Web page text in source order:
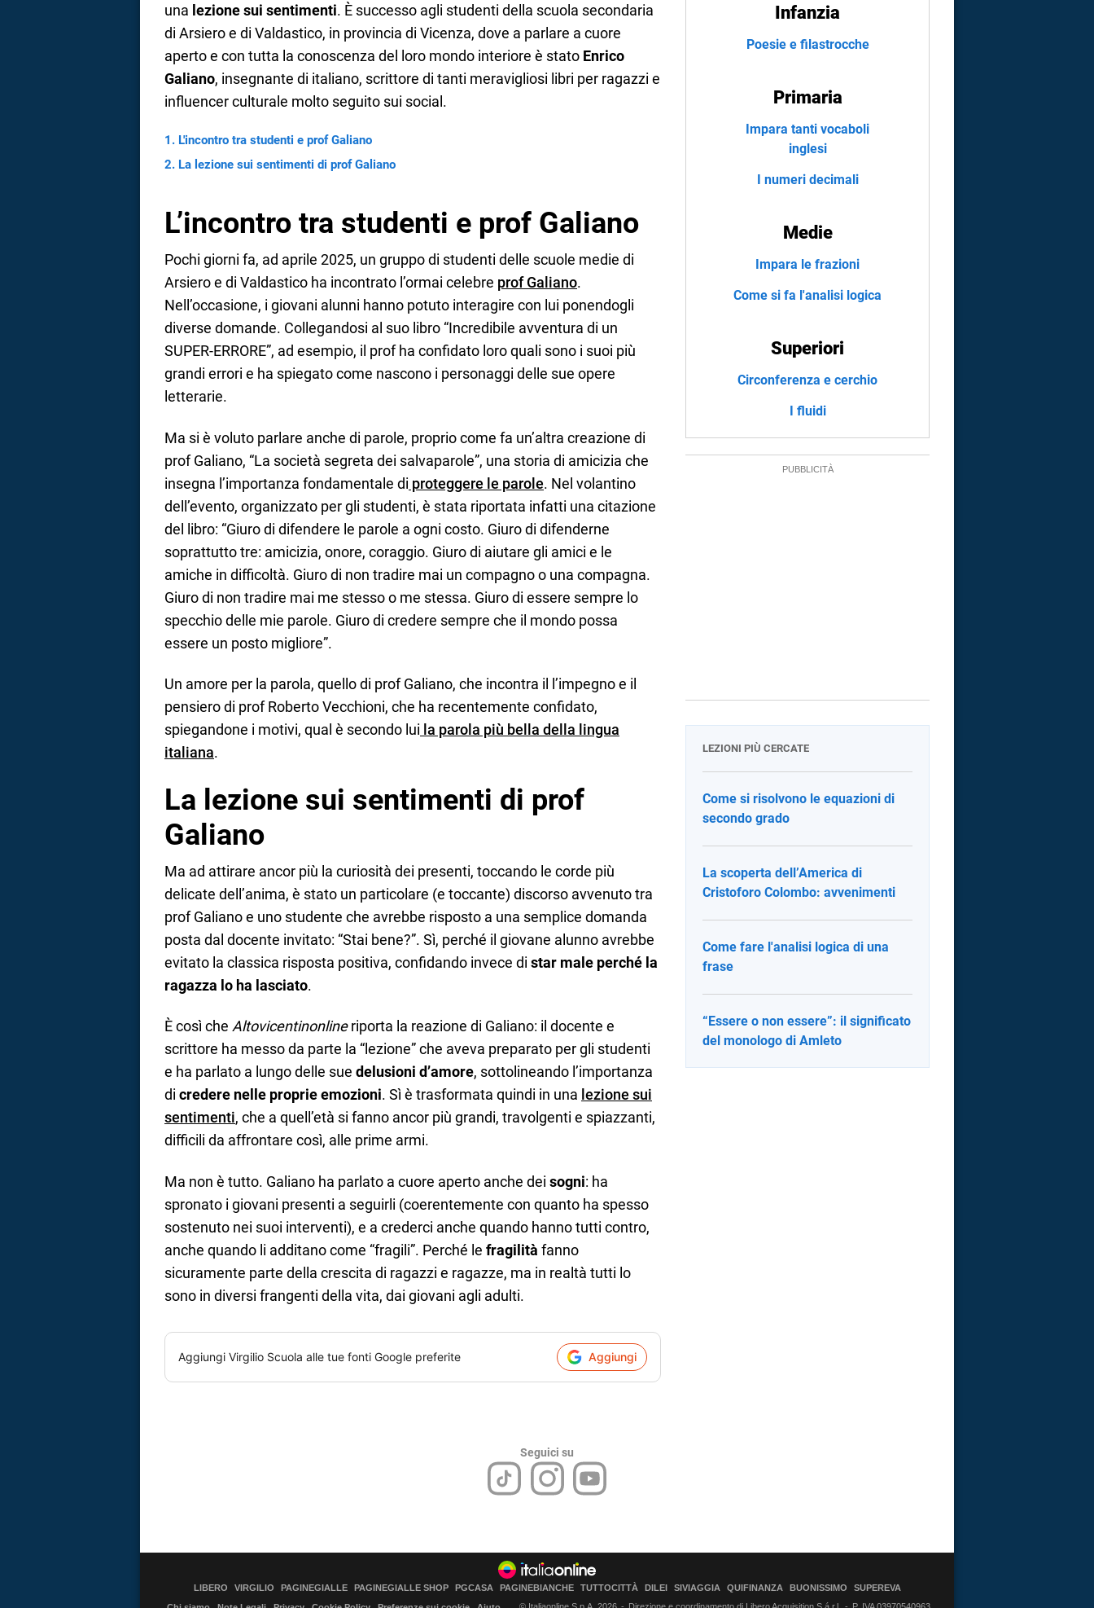
una lezione sui sentimenti. È successo agli studenti della scuola secondaria
di Arsiero e di Valdastico, in provincia di Vicenza, dove a parlare a cuore
aperto e con tutta la conoscenza del loro mondo interiore è stato Enrico
Galiano, insegnante di italiano, scrittore di tanti meravigliosi libri per ragazzi e
influencer culturale molto seguito sui social.
L'incontro tra studenti e prof Galiano
La lezione sui sentimenti di prof Galiano
L’incontro tra studenti e prof Galiano
Pochi giorni fa, ad aprile 2025, un gruppo di studenti delle scuole medie di
Arsiero e di Valdastico ha incontrato l’ormai celebre prof Galiano.
Nell’occasione, i giovani alunni hanno potuto interagire con lui ponendogli
diverse domande. Collegandosi al suo libro “Incredibile avventura di un
SUPER-ERRORE”, ad esempio, il prof ha confidato loro quali sono i suoi più
grandi errori e ha spiegato come nascono i personaggi delle sue opere
letterarie.
Ma si è voluto parlare anche di parole, proprio come fa un’altra creazione di
prof Galiano, “La società segreta dei salvaparole”, una storia di amicizia che
insegna l’importanza fondamentale di proteggere le parole. Nel volantino
dell’evento, organizzato per gli studenti, è stata riportata infatti una citazione
del libro: “Giuro di difendere le parole a ogni costo. Giuro di difenderne
soprattutto tre: amicizia, onore, coraggio. Giuro di aiutare gli amici e le
amiche in difficoltà. Giuro di non tradire mai un compagno o una compagna.
Giuro di non tradire mai me stesso o me stessa. Giuro di essere sempre lo
specchio delle mie parole. Giuro di credere sempre che il mondo possa
essere un posto migliore”.
Un amore per la parola, quello di prof Galiano, che incontra il l’impegno e il
pensiero di prof Roberto Vecchioni, che ha recentemente confidato,
spiegandone i motivi, qual è secondo lui la parola più bella della lingua
italiana.
La lezione sui sentimenti di prof
Galiano
Ma ad attirare ancor più la curiosità dei presenti, toccando le corde più
delicate dell’anima, è stato un particolare (e toccante) discorso avvenuto tra
prof Galiano e uno studente che avrebbe risposto a una semplice domanda
posta dal docente invitato: “Stai bene?”. Sì, perché il giovane alunno avrebbe
evitato la classica risposta positiva, confidando invece di star male perché la
ragazza lo ha lasciato.
È così che Altovicentinonlineriporta la reazione di Galiano: il docente e
scrittore ha messo da parte la “lezione” che aveva preparato per gli studenti
e ha parlato a lungo delle sue delusioni d’amore, sottolineando l’importanza
di credere nelle proprie emozioni. Sì è trasformata quindi in una lezione sui
sentimenti, che a quell’età si fanno ancor più grandi, travolgenti e spiazzanti,
difficili da affrontare così, alle prime armi.
Ma non è tutto. Galiano ha parlato a cuore aperto anche dei sogni: ha
spronato i giovani presenti a seguirli (coerentemente con quanto ha spesso
sostenuto nei suoi interventi), e a crederci anche quando hanno tutti contro,
anche quando li additano come “fragili”. Perché le fragilità fanno
sicuramente parte della crescita di ragazzi e ragazze, ma in realtà tutti lo
sono in diversi frangenti della vita, dai giovani agli adulti.
Aggiungi Virgilio Scuola alle tue fonti Google preferite Aggiungi
Infanzia
Poesie e filastrocche
Primaria
Impara tanti vocaboli
inglesi
I numeri decimali
Medie
Impara le frazioni
Come si fa l'analisi logica
Superiori
Circonferenza e cerchio
I fluidi
LEZIONI PIÙ CERCATE
Come si risolvono le equazioni di
secondo grado
La scoperta dell’America di
Cristoforo Colombo: avvenimenti
Come fare l'analisi logica di una
frase
“Essere o non essere”: il significato
del monologo di Amleto
Seguici su
LIBERO VIRGILIO PAGINEGIALLE PAGINEGIALLE SHOP PGCASA PAGINEBIANCHE TUTTOCITTÀ DILEI SIVIAGGIA QUIFINANZA BUONISSIMO
SUPEREVA